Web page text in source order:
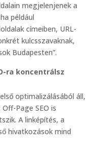
megjelenjenek a
például
címeiben, URL-
kulcsszavaknak,
Budapesten”.
ra koncentrálsz
optimalizálásából áll,
Page SEO is
A linképítés, a
hivatkozások mind